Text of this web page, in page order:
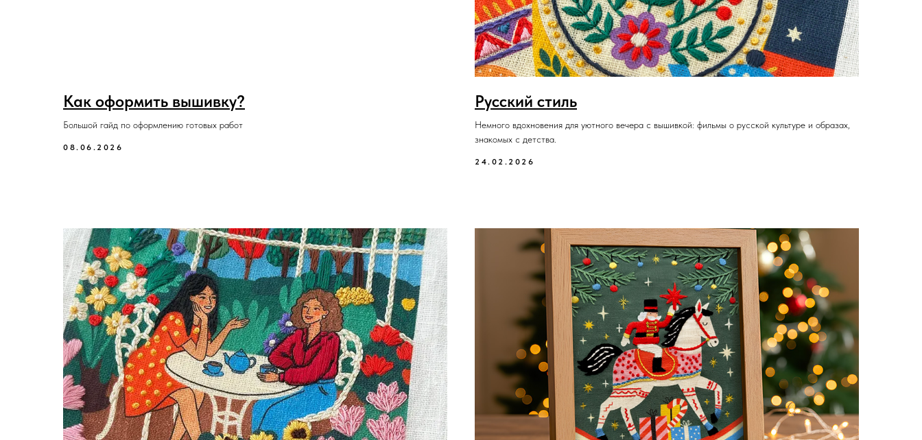
Как оформить вышивку?
Большой гайд по оформлению готовых работ
08.06.2026
Русский стиль
Немного вдохновения для уютного вечера с вышивкой: фильмы о русской культуре и образах,
знакомых с детства.
24.02.2026